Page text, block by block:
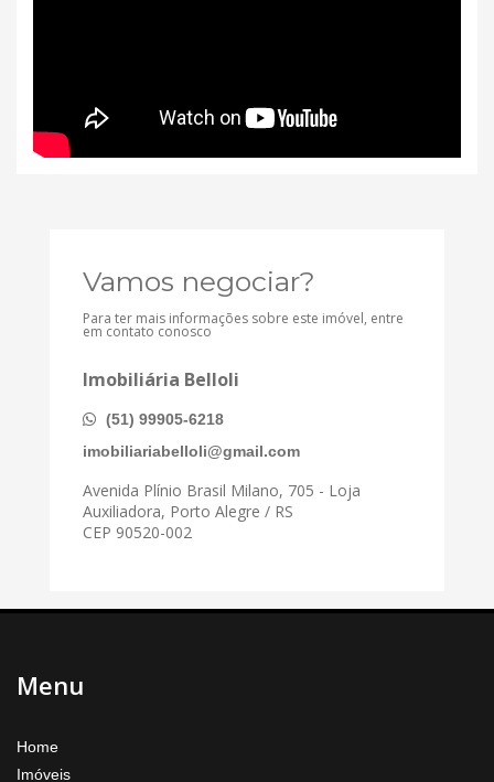
Vamos negociar?
Para ter mais informações sobre este imóvel, entre
em contato conosco
Imobiliária Belloli
(51) 99905-6218
imobiliariabelloli@gmail.com
Avenida Plínio Brasil Milano, 705 - Loja
Auxiliadora, Porto Alegre / RS
CEP 90520-002
Menu
Home
Imóveis